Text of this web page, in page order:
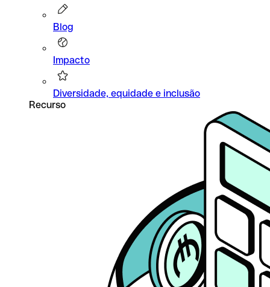
Blog
Impacto
Diversidade, equidade e inclusão
Recurso